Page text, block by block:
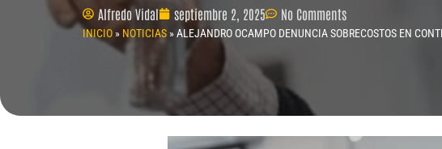
Alfredo Vidal septiembre 2, 2025 No Comments
INICIO » NOTICIAS »ALEJANDRO OCAMPO DENUNCIA SOBRECOSTOS EN